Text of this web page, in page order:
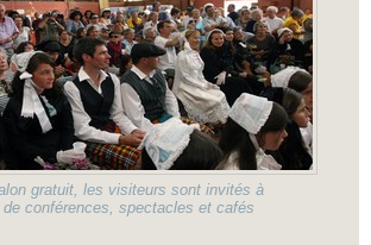
gratuit, les visiteurs sont invités à
conférences, spectacles et cafés